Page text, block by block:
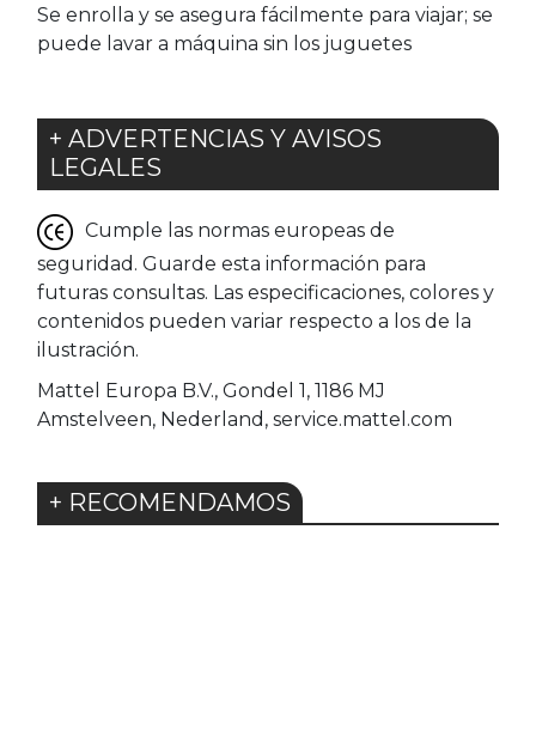
Se enrolla y se asegura fácilmente para viajar; se
puede lavar a máquina sin los juguetes
+ ADVERTENCIAS Y AVISOS
LEGALES
Cumple las normas europeas de
seguridad. Guarde esta información para
futuras consultas. Las especificaciones, colores y
contenidos pueden variar respecto a los de la
ilustración.
Mattel Europa B.V., Gondel 1, 1186 MJ
Amstelveen, Nederland, service.mattel.com
+ RECOMENDAMOS